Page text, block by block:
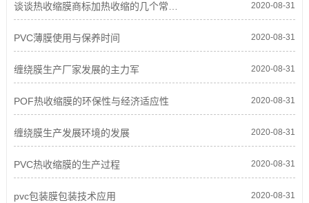
谈谈热收缩膜商标加热收缩的几个常见问题 2020-08-31
PVC薄膜使用与保养时间 2020-08-31
缠绕膜生产厂家发展的主力军 2020-08-31
POF热收缩膜的环保性与经济适应性 2020-08-31
缠绕膜生产发展环境的发展 2020-08-31
PVC热收缩膜的生产过程 2020-08-31
pvc包装膜包装技术应用 2020-08-31